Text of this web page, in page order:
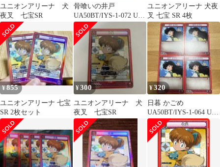
ユニオンアリーナ 犬
夜叉 七宝SR
骨喰いの井戸
UA50BT/IYS-1-072 U 2
枚セット
ユニオンアリーナ 犬夜
叉 七宝 SR 4枚
¥855
ユニオンアリーナ 七宝
SR 2枚セット
¥300
ユニオンアリーナ 犬
夜叉 七宝SR
¥320
日暮 かごめ
UA50BT/IYS-1-064 U 4
枚セット